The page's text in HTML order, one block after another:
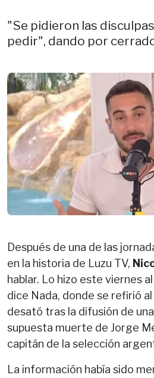
"Se pidieron las
pedir", dando por
Después de una de las
en la historia de Luzu TV,
hablar. Lo hizo este viernes
dice Nada, donde se refirió
desató tras la difusión de
supuesta muerte de Jorge
capitán de la selección
La información había sido